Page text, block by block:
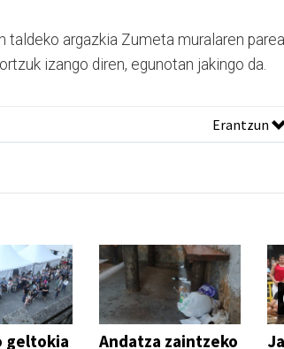
taldeko argazkia Zumeta muralaren
izango diren, egunotan jakingo da.
Erantzun
geltokia
Andatza zaintzeko